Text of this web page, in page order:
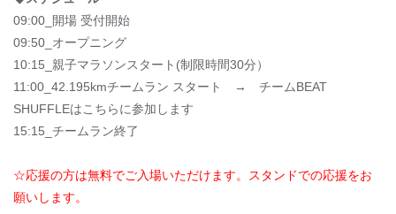
09:00_開場 受付開始
09:50_オープニング
10:15_親子マラソンスタート(制限時間30分）
11:00_42.195kmチームラン スタート → チームBEAT
SHUFFLEはこちらに参加します
15:15_チームラン終了
☆応援の方は無料でご入場いただけます。スタンドでの応援をお
願いします。